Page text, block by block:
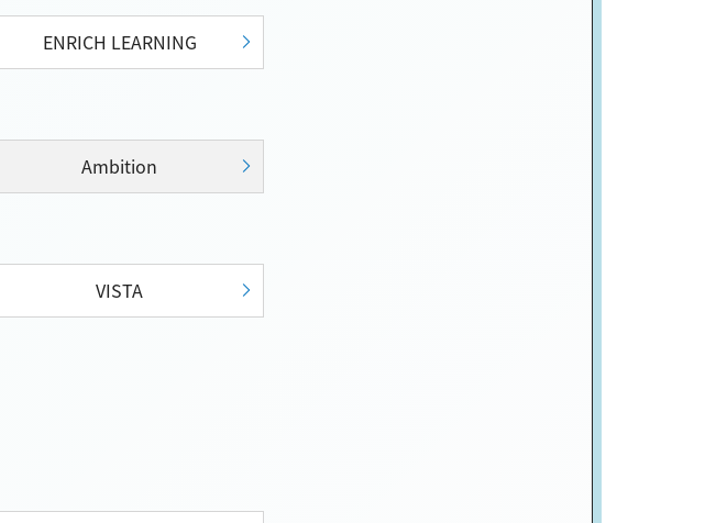
ENRICH LEARNING
Ambition
VISTA